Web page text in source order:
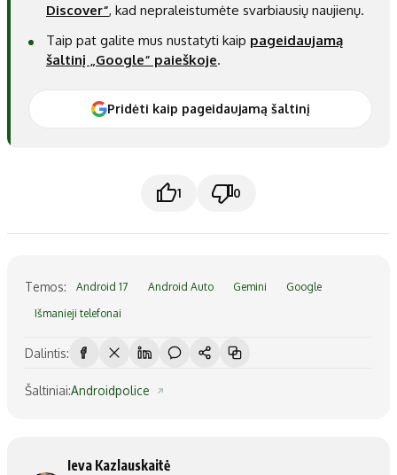
Discover“, kad nepraleistumėte svarbiausių naujienų.
Taip pat galite mus nustatyti kaip pageidaujamą
šaltinį „Google“ paieškoje.
Pridėti kaip pageidaujamą šaltinį
1 0
Temos: Android 17 Android Auto Gemini Google
Išmanieji telefonai
Dalintis:
Šaltiniai:Androidpolice
Ieva Kazlauskaitė